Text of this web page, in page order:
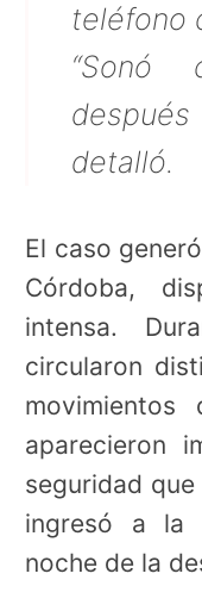
teléfono
“Sonó
detalló.
El caso
Córdoba,
intensa.
circularon
aparecieron
seguridad
ingresó a la
noche de la